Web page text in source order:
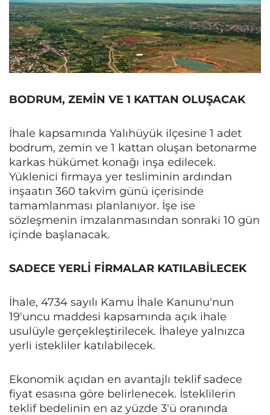
BODRUM, ZEMİN VE 1 KATTAN OLUŞACAK
İhale kapsamında Yalıhüyük ilçesine 1 adet
bodrum, zemin ve 1 kattan oluşan betonarme
karkas hükümet konağı inşa edilecek.
Yüklenici firmaya yer tesliminin ardından
inşaatın 360 takvim günü içerisinde
tamamlanması planlanıyor. İşe ise
sözleşmenin imzalanmasından sonraki 10 gün
içinde başlanacak.
SADECE YERLİ FİRMALAR KATILABİLECEK
İhale, 4734 sayılı Kamu İhale Kanunu'nun
19'uncu maddesi kapsamında açık ihale
usulüyle gerçekleştirilecek. İhaleye yalnızca
yerli istekliler katılabilecek.
Ekonomik açıdan en avantajlı teklif sadece
fiyat esasına göre belirlenecek. İsteklilerin
teklif bedelinin en az yüzde 3'ü oranında